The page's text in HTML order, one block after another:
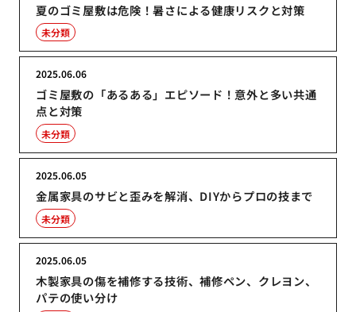
夏のゴミ屋敷は危険！暑さによる健康リスクと対策
未分類
ゴミ屋敷の「あるある」エピソード！意外と多い共通
点と対策
2025.06.06
未分類
金属家具のサビと歪みを解消、DIYからプロの技まで
2025.06.05
未分類
木製家具の傷を補修する技術、補修ペン、クレヨン、
パテの使い分け
2025.06.05